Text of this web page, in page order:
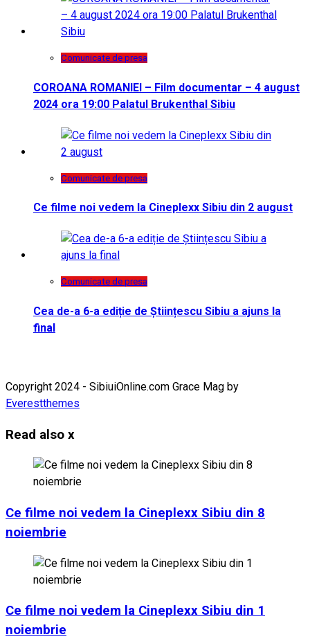
Comunicate de presa
COROANA ROMANIEI – Film documentar – 4 august
2024 ora 19:00 Palatul Brukenthal Sibiu
Comunicate de presa
Ce filme noi vedem la Cineplexx Sibiu din 2 august
Comunicate de presa
Cea de-a 6-a ediție de Științescu Sibiu a ajuns la
final
Copyright 2024 - SibiuiOnline.com Grace Mag by
Everestthemes
Read also x
Ce filme noi vedem la Cineplexx Sibiu din 8
noiembrie
Ce filme noi vedem la Cineplexx Sibiu din 1
noiembrie